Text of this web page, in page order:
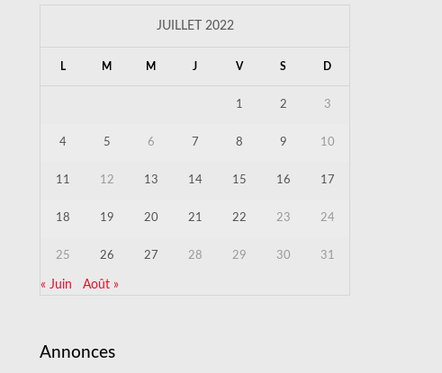
JUILLET 2022
L M M J V S D
1 2 3
4 5 6 7 8 9 10
11 12 13 14 15 16 17
18 19 20 21 22 23 24
25 26 27 28 29 30 31
« Juin Août »
Annonces